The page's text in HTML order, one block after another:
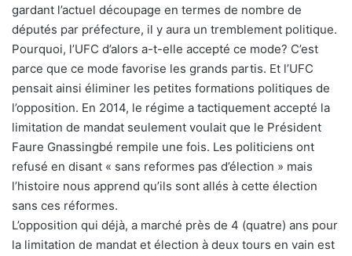
gardant l’actuel découpage en termes de nombre de
députés par préfecture, il y aura un tremblement politique.
Pourquoi, l’UFC d’alors a-t-elle accepté ce mode? C’est
parce que ce mode favorise les grands partis. Et l’UFC
pensait ainsi éliminer les petites formations politiques de
l’opposition. En 2014, le régime a tactiquement accepté la
limitation de mandat seulement voulait que le Président
Faure Gnassingbé rempile une fois. Les politiciens ont
refusé en disant « sans reformes pas d’élection » mais
l’histoire nous apprend qu’ils sont allés à cette élection
sans ces réformes.
L’opposition qui déjà, a marché près de 4 (quatre) ans pour
la limitation de mandat et élection à deux tours en vain est